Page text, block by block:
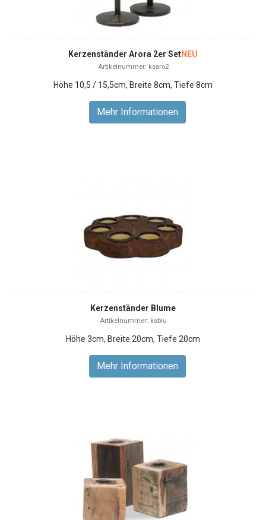
Kerzenständer Arora 2er SetNEU
Artikelnummer: ksaro2
Höhe 10,5 / 15,5cm, Breite 8cm, Tiefe 8cm
Mehr Informationen
Kerzenständer Blume
Artikelnummer: ksblu
Höhe 3cm, Breite 20cm, Tiefe 20cm
Mehr Informationen